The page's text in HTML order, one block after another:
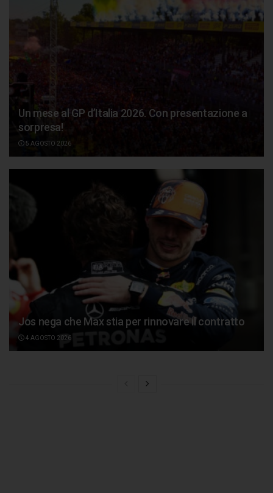
Un mese al GP d’Italia 2026. Con presentazione a
sorpresa!
5 AGOSTO 2026
Jos nega che Max stia per rinnovare il contratto
4 AGOSTO 2026